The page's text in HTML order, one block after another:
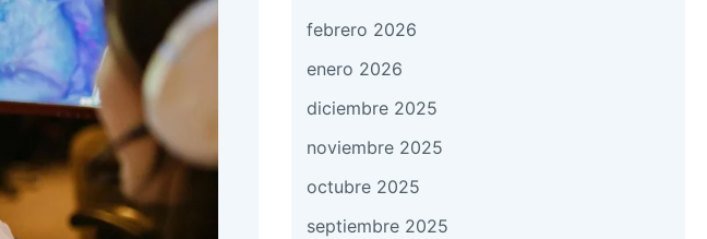
febrero 2026
enero 2026
diciembre 2025
noviembre 2025
octubre 2025
septiembre 2025